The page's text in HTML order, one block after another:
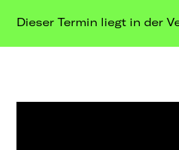
Dieser Termin liegt in der